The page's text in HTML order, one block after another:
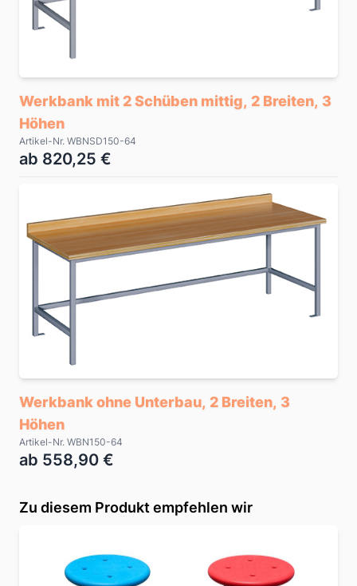
Werkbank mit 2 Schüben mittig, 2 Breiten, 3
Höhen
Artikel-Nr. WBNSD150-64
ab 820,25 €
Werkbank ohne Unterbau, 2 Breiten, 3
Höhen
Artikel-Nr. WBN150-64
ab 558,90 €
Zu diesem Produkt empfehlen wir